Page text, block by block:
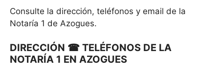
Consulte la dirección, teléfonos y email de la
Notaría 1 de Azogues.
DIRECCIÓN ☎ TELÉFONOS DE LA
NOTARÍA 1 EN AZOGUES